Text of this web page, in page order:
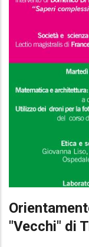
"Vecchi" di